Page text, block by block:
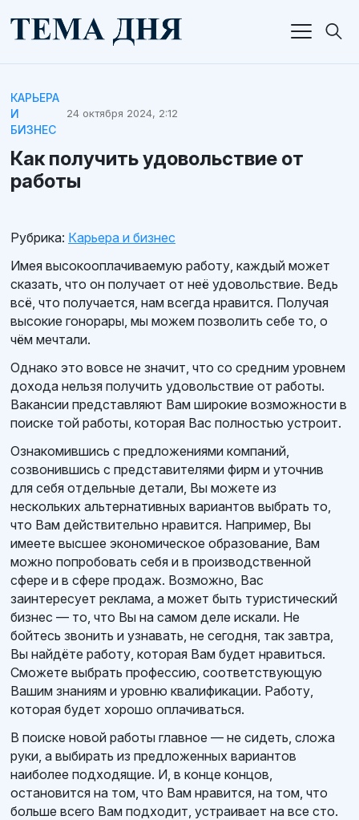
КАРЬЕРА
И
БИЗНЕС
24 октября 2024, 2:12
Как получить удовольствие от
работы
Рубрика: Карьера и бизнес
Имея высокооплачиваемую работу, каждый может
сказать, что он получает от неё удовольствие. Ведь
всё, что получается, нам всегда нравится. Получая
высокие гонорары, мы можем позволить себе то, о
чём мечтали.
Однако это вовсе не значит, что со средним уровнем
дохода нельзя получить удовольствие от работы.
Вакансии представляют Вам широкие возможности в
поиске той работы, которая Вас полностью устроит.
Ознакомившись с предложениями компаний,
созвонившись с представителями фирм и уточнив
для себя отдельные детали, Вы можете из
нескольких альтернативных вариантов выбрать то,
что Вам действительно нравится. Например, Вы
имеете высшее экономическое образование, Вам
можно попробовать себя и в производственной
сфере и в сфере продаж. Возможно, Вас
заинтересует реклама, а может быть туристический
бизнес — то, что Вы на самом деле искали. Не
бойтесь звонить и узнавать, не сегодня, так завтра,
Вы найдёте работу, которая Вам будет нравиться.
Сможете выбрать профессию, соответствующую
Вашим знаниям и уровню квалификации. Работу,
которая будет хорошо оплачиваться.
В поиске новой работы главное — не сидеть, сложа
руки, а выбирать из предложенных вариантов
наиболее подходящие. И, в конце концов,
остановится на том, что Вам нравится, на том, что
больше всего Вам подходит, устраивает на все сто.